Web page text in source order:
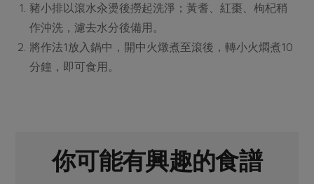
優惠專區
素食專區
高麗菜海鮮煎餅
社務會議
豬小排以滾水汆燙後撈起洗淨；黃耆、紅棗、枸杞稍
作沖洗，濾去水分後備用。
將作法1放入鍋中，開中火燉煮至滾後，轉小火燜煮10
分鐘，即可食用。
你可能有興趣的食譜